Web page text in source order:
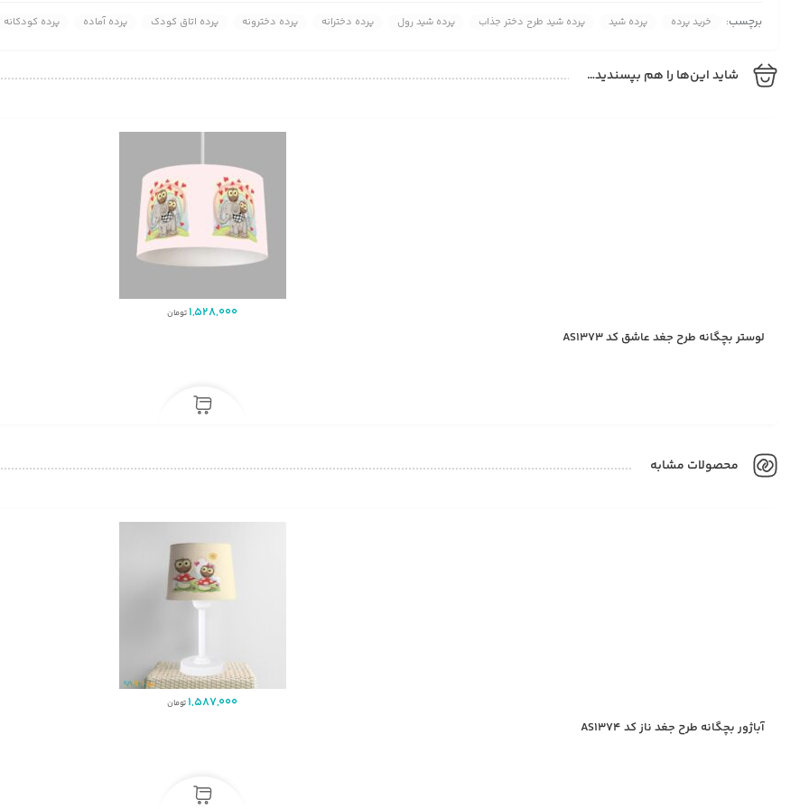
برچسب: خرید پرده پرده شید پرده شید طرح دختر جذاب پرده شید رول پرده دخترانه پرده دخترونه پرده اتاق کودک پرده آماده پرده کودکانه
شاید این‌ها را هم بپسندید…
1,528,000تومان
لوستر بچگانه طرح جغد عاشق کد AS1373
محصولات مشابه
1,587,000تومان
آباژور بچگانه طرح جغد ناز کد AS1374